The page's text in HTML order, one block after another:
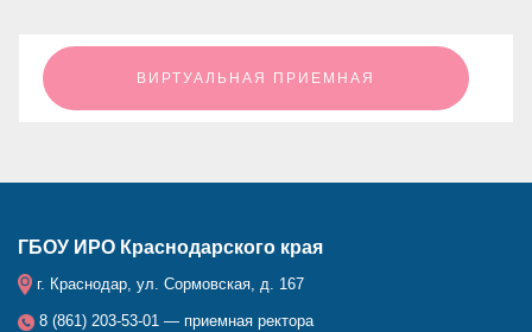
ㅤㅤㅤㅤㅤㅤㅤㅤㅤВИРТУАЛЬНАЯ ПРИЕМНАЯㅤㅤㅤㅤㅤㅤㅤㅤㅤ
ГБОУ ИРО Краснодарского края
г. Краснодар, ул. Сормовская, д. 167
8 (861) 203-53-01 — приемная ректора